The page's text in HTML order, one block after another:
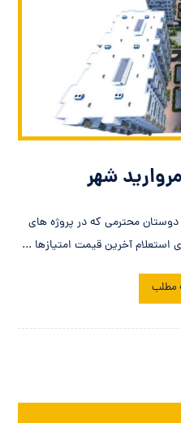
شهر
دوستان محترمی که در پروژه های
استعلام آخرین قیمت امتیازها ...
مطلب